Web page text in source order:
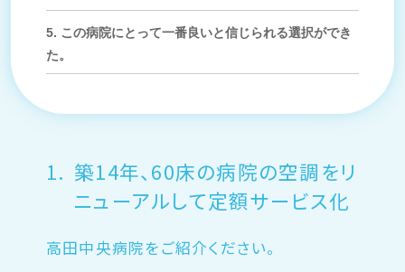
5. この病院にとって一番良いと信じられる選択ができ
た。
1. 築14年、60床の病院の空調をリ
ニューアルして定額サービス化
高田中央病院をご紹介ください。